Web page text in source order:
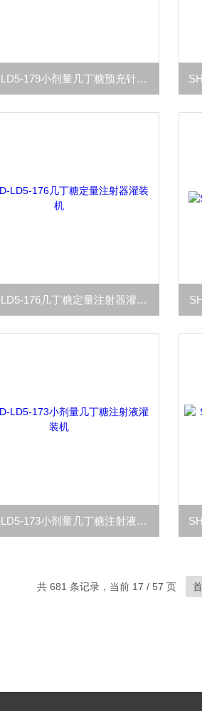
SHLD-LD5-179小剂量几丁糖预充针灌装机
SHLD-LD5-176几丁糖定量注射器灌装机
SHLD-LD5-173小剂量几丁糖注射液灌装机
共 681 条记录，当前 17 / 57 页